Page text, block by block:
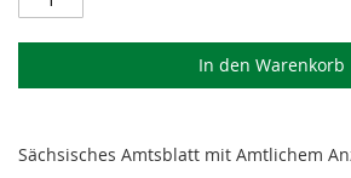
In den Warenkorb
Sächsisches Amtsblatt mit Amtlichem